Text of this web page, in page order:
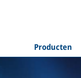
Producten